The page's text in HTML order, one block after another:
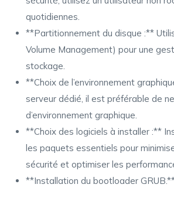
quotidiennes.
**Partitionnement du disque :**
Volume Management) pour une
stockage.
**Choix de l’environnement
serveur dédié, il est préférable de
d’environnement graphique.
**Choix des logiciels à installer :**
les paquets essentiels pour
sécurité et optimiser les
**Installation du bootloader